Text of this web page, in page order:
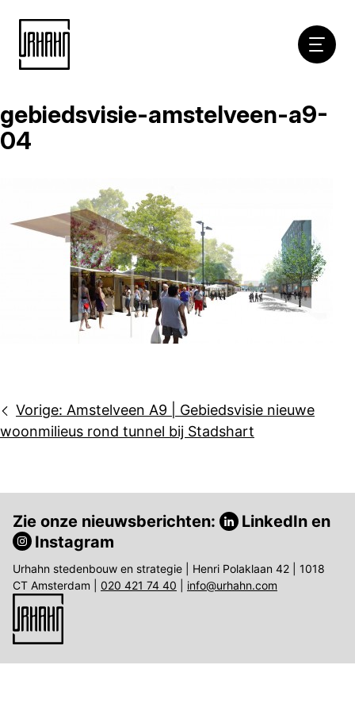
Naar
inhoud
gebiedsvisie-amstelveen-a9-
04
Bericht
navigatie
Vorige: Amstelveen A9 | Gebiedsvisie nieuwe
woonmilieus rond tunnel bij Stadshart
Zie onze nieuwsberichten: LinkedIn en
Instagram
Urhahn stedenbouw en strategie | Henri Polaklaan 42 | 1018
CT Amsterdam | 020 421 74 40 info@urhahn.com